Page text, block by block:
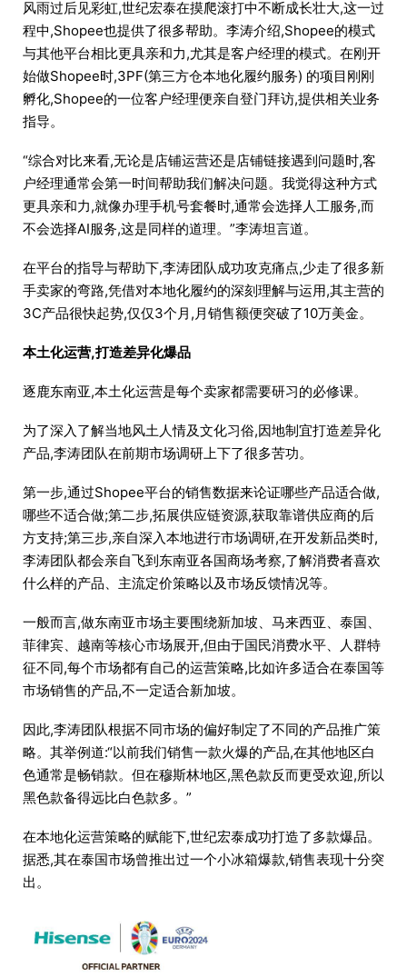
风雨过后见彩虹,世纪宏泰在摸爬滚打中不断成长壮大,这一过
程中,Shopee也提供了很多帮助。李涛介绍,Shopee的模式
与其他平台相比更具亲和力,尤其是客户经理的模式。在刚开
始做Shopee时,3PF(第三方仓本地化履约服务) 的项目刚刚
孵化,Shopee的一位客户经理便亲自登门拜访,提供相关业务
指导。
“综合对比来看,无论是店铺运营还是店铺链接遇到问题时,客
户经理通常会第一时间帮助我们解决问题。我觉得这种方式
更具亲和力,就像办理手机号套餐时,通常会选择人工服务,而
不会选择AI服务,这是同样的道理。”李涛坦言道。
在平台的指导与帮助下,李涛团队成功攻克痛点,少走了很多新
手卖家的弯路,凭借对本地化履约的深刻理解与运用,其主营的
3C产品很快起势,仅仅3个月,月销售额便突破了10万美金。
本土化运营,打造差异化爆品
逐鹿东南亚,本土化运营是每个卖家都需要研习的必修课。
为了深入了解当地风土人情及文化习俗,因地制宜打造差异化
产品,李涛团队在前期市场调研上下了很多苦功。
第一步,通过Shopee平台的销售数据来论证哪些产品适合做,
哪些不适合做;第二步,拓展供应链资源,获取靠谱供应商的后
方支持;第三步,亲自深入本地进行市场调研,在开发新品类时,
李涛团队都会亲自飞到东南亚各国商场考察,了解消费者喜欢
什么样的产品、主流定价策略以及市场反馈情况等。
一般而言,做东南亚市场主要围绕新加坡、马来西亚、泰国、
菲律宾、越南等核心市场展开,但由于国民消费水平、人群特
征不同,每个市场都有自己的运营策略,比如许多适合在泰国等
市场销售的产品,不一定适合新加坡。
因此,李涛团队根据不同市场的偏好制定了不同的产品推广策
略。其举例道:“以前我们销售一款火爆的产品,在其他地区白
色通常是畅销款。但在穆斯林地区,黑色款反而更受欢迎,所以
黑色款备得远比白色款多。”
在本地化运营策略的赋能下,世纪宏泰成功打造了多款爆品。
据悉,其在泰国市场曾推出过一个小冰箱爆款,销售表现十分突
出。